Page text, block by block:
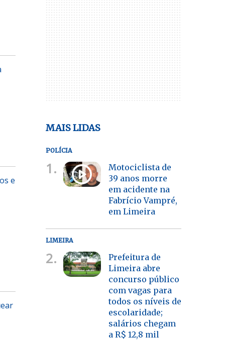
e
MAIS LIDAS
POLÍCIA
1.
Motociclista de
39 anos morre
em acidente na
Fabrício Vampré,
em Limeira
LIMEIRA
2.
Prefeitura de
Limeira abre
concurso público
com vagas para
todos os níveis de
escolaridade;
salários chegam
a R$ 12,8 mil